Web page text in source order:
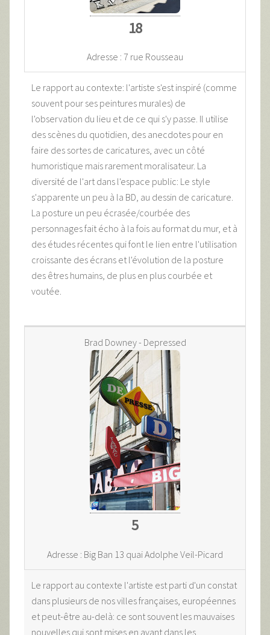
18
Adresse : 7 rue Rousseau
Le rapport au contexte: l'artiste s'est inspiré (comme
souvent pour ses peintures murales) de
l'observation du lieu et de ce qui s'y passe. Il utilise
des scènes du quotidien, des anecdotes pour en
faire des sortes de caricatures, avec un côté
humoristique mais rarement moralisateur. La
diversité de l'art dans l'espace public: Le style
s'apparente un peu à la BD, au dessin de caricature.
La posture un peu écrasée/courbée des
personnages fait écho à la fois au format du mur, et à
des études récentes qui font le lien entre l'utilisation
croissante des écrans et l'évolution de la posture
des êtres humains, de plus en plus courbée et
voutée.
Brad Downey - Depressed
5
Adresse : Big Ban 13 quai Adolphe Veil-Picard
Le rapport au contexte l'artiste est parti d'un constat
dans plusieurs de nos villes françaises, européennes
et peut-être au-delà: ce sont souvent les mauvaises
nouvelles qui sont mises en avant dans les